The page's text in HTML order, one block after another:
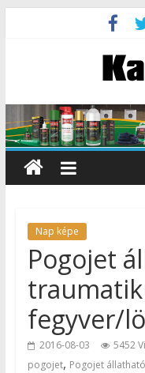
Nap képe
Pogojet
fegyver/
2016-08-03 5452
pogojet, Pogojet